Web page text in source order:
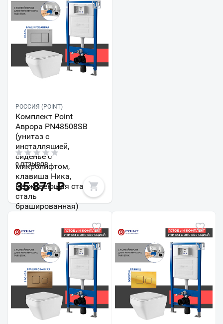
РОССИЯ (POINT)
Комплект Point
Аврора PN48508SB
(унитаз с
инсталляцией,
сиденье с
микролифтом,
клавиша Ника,
нержавеющая сталь,
сталь
брашированная)
0 ОТЗЫВОВ
35 871₽